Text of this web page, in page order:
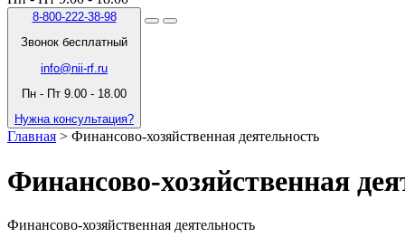
8-800-222-38-98
Звонок бесплатный
info@nii-rf.ru
Пн - Пт 9.00 - 18.00
Нужна консультация?
Главная > Финансово-хозяйственная деятельность
Финансово-хозяйственная
Финансово-хозяйственная деятельность